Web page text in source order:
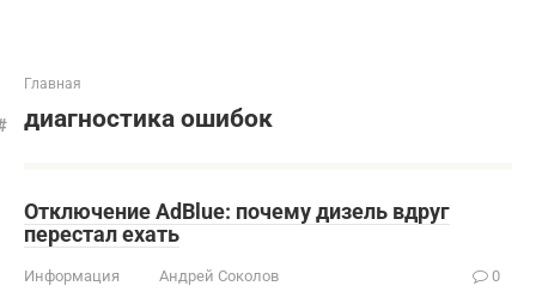
Главная
диагностика ошибок
Отключение AdBlue: почему дизель вдруг
перестал ехать
Информация Андрей Соколов 0